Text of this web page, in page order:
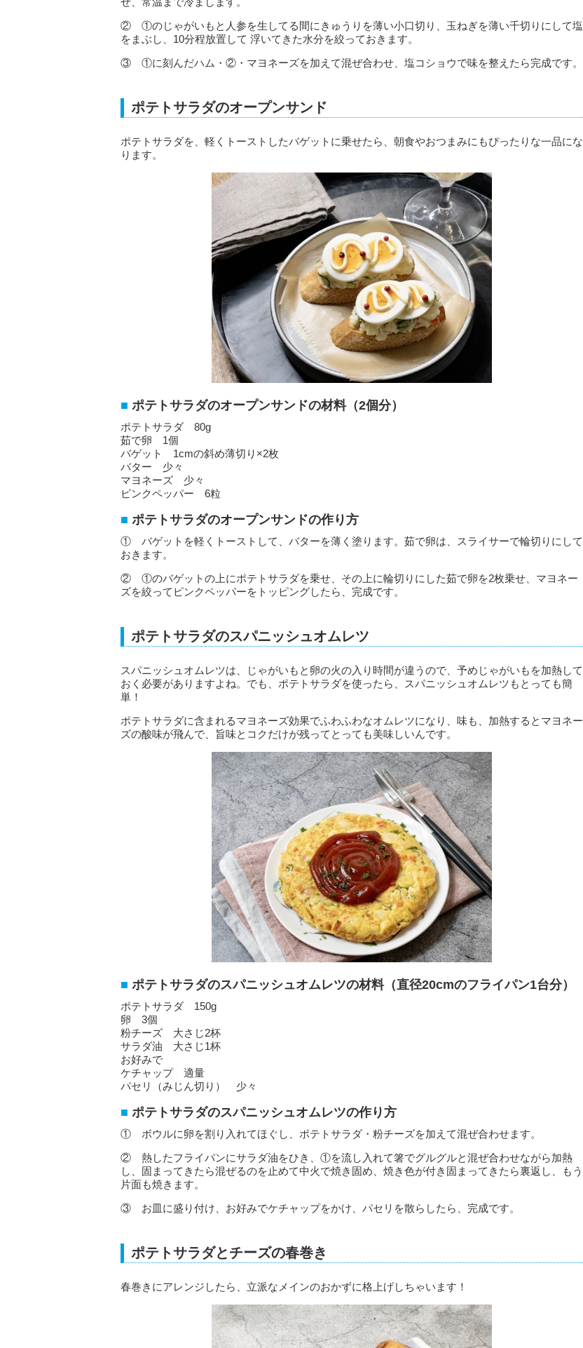
② ①のじゃがいもと人参を生してる間にきゅうりを薄い小口切り、玉ねぎを薄い千切りにして塩
をまぶし、10分程放置して 浮いてきた水分を絞っておきます。
③ ①に刻んだハム・②・マヨネーズを加えて混ぜ合わせ、塩コショウで味を整えたら完成です。
ポテトサラダのオープンサンド
ポテトサラダを、軽くトーストしたバゲットに乗せたら、朝食やおつまみにもぴったりな一品にな
ります。
ポテトサラダのオープンサンドの材料（2個分）
ポテトサラダ 80g
茹で卵 1個
バゲット 1cmの斜め薄切り×2枚
バター 少々
マヨネーズ 少々
ピンクペッパー 6粒
ポテトサラダのオープンサンドの作り方
① バゲットを軽くトーストして、バターを薄く塗ります。茹で卵は、スライサーで輪切りにして
おきます。
② ①のバゲットの上にポテトサラダを乗せ、その上に輪切りにした茹で卵を2枚乗せ、マヨネー
ズを絞ってピンクペッパーをトッピングしたら、完成です。
ポテトサラダのスパニッシュオムレツ
スパニッシュオムレツは、じゃがいもと卵の火の入り時間が違うので、予めじゃがいもを加熱して
おく必要がありますよね。でも、ポテトサラダを使ったら、スパニッシュオムレツもとっても簡
単！
ポテトサラダに含まれるマヨネーズ効果でふわふわなオムレツになり、味も、加熱するとマヨネー
ズの酸味が飛んで、旨味とコクだけが残ってとっても美味しいんです。
ポテトサラダのスパニッシュオムレツの材料（直径20cmのフライパン1台分）
ポテトサラダ 150g
卵 3個
粉チーズ 大さじ2杯
サラダ油 大さじ1杯
お好みで
ケチャップ 適量
パセリ（みじん切り） 少々
ポテトサラダのスパニッシュオムレツの作り方
① ボウルに卵を割り入れてほぐし、ポテトサラダ・粉チーズを加えて混ぜ合わせます。
② 熱したフライパンにサラダ油をひき、①を流し入れて箸でグルグルと混ぜ合わせながら加熱
し、固まってきたら混ぜるのを止めて中火で焼き固め、焼き色が付き固まってきたら裏返し、もう
片面も焼きます。
③ お皿に盛り付け、お好みでケチャップをかけ、パセリを散らしたら、完成です。
ポテトサラダとチーズの春巻き
春巻きにアレンジしたら、立派なメインのおかずに格上げしちゃいます！